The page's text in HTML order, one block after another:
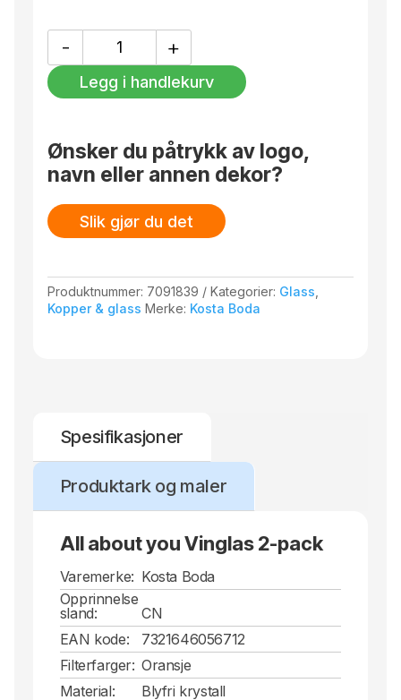
-
about
you
Vinglas
antall
+
Legg i handlekurv
Ønsker du påtrykk av logo,
navn eller annen dekor?
Slik gjør du det
Produktnummer: 7091839 Kategorier: Glass
Kopper & glass Merke: Kosta Boda
Spesifikasjoner
Produktark og maler
All about you Vinglas 2-pack
Varemerke: Kosta Boda
Opprinnelse
sland:
CN
EAN kode:
7321646056712
Filterfarger: Oransje
Material:
Blyfri krystall